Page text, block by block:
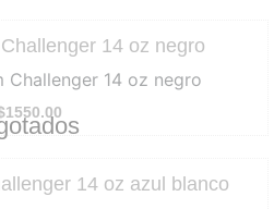
14 oz negro
14 oz azul blanco